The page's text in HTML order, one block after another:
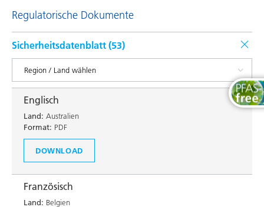
Regulatorische Dokumente
Sicherheitsdatenblatt (53)
Englisch
Land: Australien
Format: PDF
DOWNLOAD
Französisch
Land: Belgien